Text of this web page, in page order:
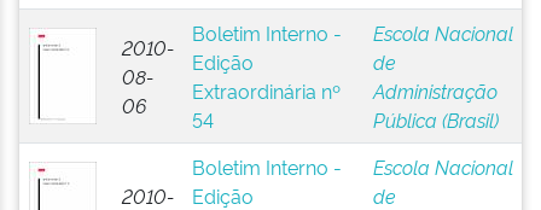
2010-
08-
06
Boletim Interno -
Edição
Extraordinária nº
54
Escola Nacional
de
Administração
Pública (Brasil)
2010-
Boletim Interno -
Edição
Escola Nacional
de